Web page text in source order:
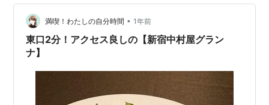
た誕プレ（あとチーズケーキも）と一緒だった。 ホカホ
カバゲットにスペイン風モツ煮を乗せて・・。 生タコの
フ…
満喫！わたしの自分時間 • 1年前
東口2分！アクセス良しの【新宿中村屋グラン
ナ】